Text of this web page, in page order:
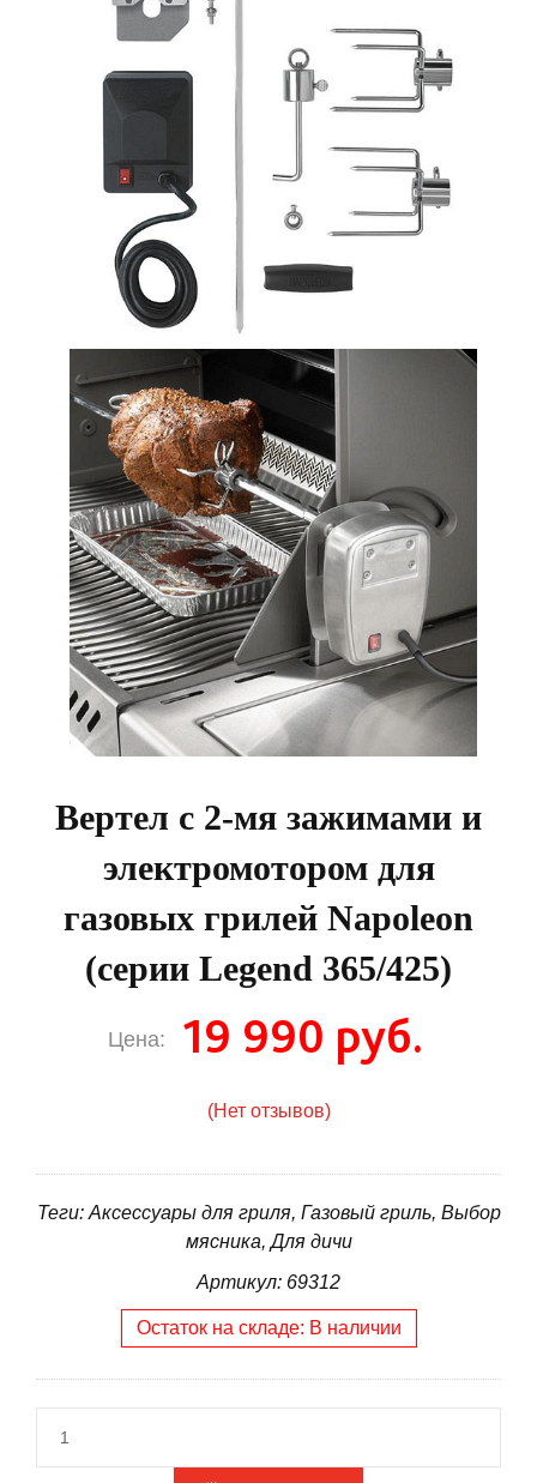
Вертел с 2-мя зажимами и
электромотором для
газовых грилей Napoleon
(серии Legend 365/425)
Цена: 19 990 руб.
(Нет отзывов)
Теги: Аксессуары для гриля, Газовый гриль, Выбор
мясника, Для дичи
Артикул: 69312
Остаток на складе: В наличии